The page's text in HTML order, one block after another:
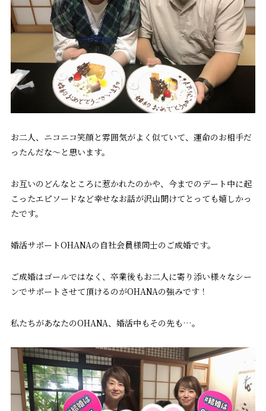
お二人、ニコニコ笑顔と雰囲気がよく似ていて、運命のお相手だ
ったんだな〜と思います。
お互いのどんなところに惹かれたのかや、今までのデート中に起
こったエピソードなど幸せなお話が沢山聞けてとっても嬉しかっ
たです。
婚活サポートOHANAの自社会員様同士のご成婚です。
ご成婚はゴールではなく、卒業後もお二人に寄り添い様々なシー
ンでサポートさせて頂けるのがOHANAの強みです！
私たちがあなたのOHANA、婚活中もその先も…。